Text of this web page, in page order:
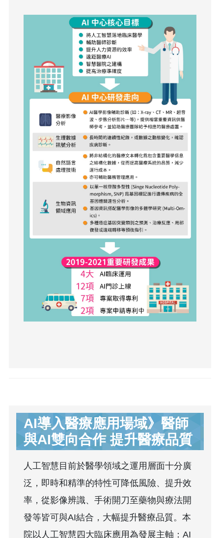
AI導入醫療應用場域》醫師
與AI雙向合作 提升醫療品質
人工智慧目前於醫學領域之運用層面十分廣
泛，即時和精準的特性可降低風險、提升效
率，從影像辨識、手術開刀至藥物與療法開
發等皆可與AI結合，大幅提升醫療品質。本
院以人工智慧四大臨床應用為發展主軸：AI